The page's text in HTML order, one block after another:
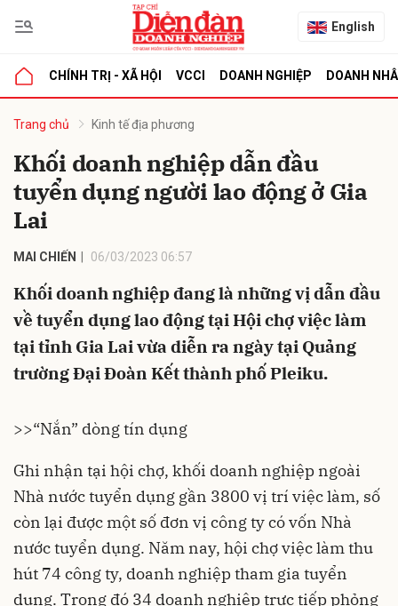
English
CHÍNH TRỊ - XÃ HỘI VCCI DOANH NGHIỆP DOANH
Trang chủ Kinh tế địa phương
Khối doanh nghiệp dẫn đầu
tuyển dụng người lao động ở Gia
Lai
MAI CHIẾN 06/03/2023 06:57
Khối doanh nghiệp đang là những vị dẫn đầu
về tuyển dụng lao động tại Hội chợ việc làm
tại tỉnh Gia Lai vừa diễn ra ngày tại Quảng
trường Đại Đoàn Kết thành phố Pleiku.
>>“Nắn” dòng tín dụng
Ghi nhận tại hội chợ, khối doanh nghiệp ngoài
Nhà nước tuyển dụng gần 3800 vị trí việc làm, số
còn lại được một số đơn vị công ty có vốn Nhà
nước tuyển dụng. Năm nay, hội chợ việc làm thu
hút 74 công ty, doanh nghiệp tham gia tuyển
dụng. Trong đó 34 doanh nghiệp trực tiếp phỏng
luận
Hủy